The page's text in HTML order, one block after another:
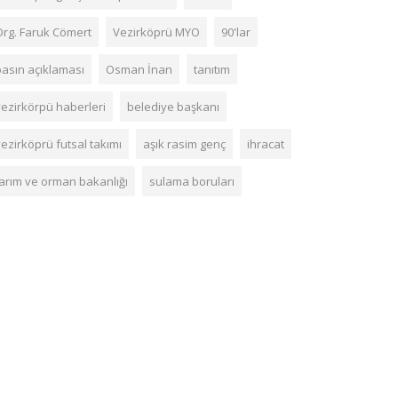
Faruk Cömert Vezirköprü MYO 90'lar
açıklaması Osman İnan tanıtım
haberleri belediye başkanı
futsal takımı aşık rasim genç ihracat
ve orman bakanlığı sulama boruları